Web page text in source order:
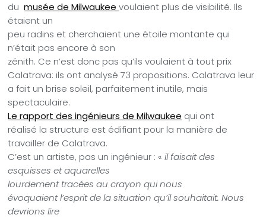
dumusée de Milwaukeevoulaient plus de visibilité. Ils
étaient un
peu radins et cherchaient une étoile montante qui
n’était pas encore à son
zénith. Ce n’est donc pas qu’ils voulaient à tout prix
Calatrava: ils ont analysé 73 propositions. Calatrava leur
a fait un brise soleil, parfaitement inutile, mais
spectaculaire.
Le rapport des ingénieurs de Milwaukee qui ont
réalisé la structure est édifiant pour la manière de
travailler de Calatrava.
C’est un artiste, pas un ingénieur :«il faisait des
esquisseset aquarelles
lourdement tracées au crayon qui nous
évoquaient l’esprit de la situation qu’il souhaitait. Nous
devrions lire